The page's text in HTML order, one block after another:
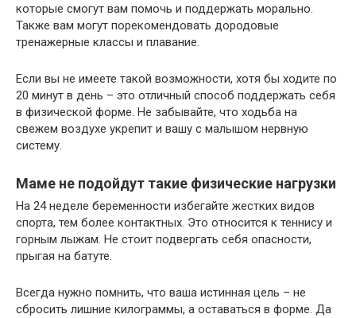
которые смогут вам помочь и поддержать морально.
Также вам могут порекомендовать дородовые
тренажерные классы и плавание.
Если вы не имеете такой возможности, хотя бы ходите по
20 минут в день – это отличный способ поддержать себя
в физической форме. Не забывайте, что ходьба на
свежем воздухе укрепит и вашу с малышом нервную
систему.
Маме не подойдут такие физические нагрузки
На 24 неделе беременности избегайте жестких видов
спорта, тем более контактных. Это относится к теннису и
горным лыжам. Не стоит подвергать себя опасности,
прыгая на батуте.
Всегда нужно помнить, что ваша истинная цель – не
сбросить лишние килограммы, а оставаться в форме. Да